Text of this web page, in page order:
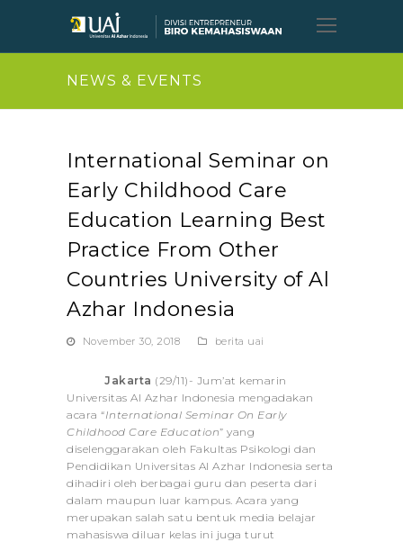
Open
Mobile
NEWS & EVENTS
International Seminar on
Early Childhood Care
Education Learning Best
Practice From Other
Countries University of Al
Azhar Indonesia
November 30, 2018 berita uai
Jakarta (29/11)- Jum’at kemarin
Universitas Al Azhar Indonesia mengadakan
acara “International Seminar On Early
Childhood Care Education” yang
diselenggarakan oleh Fakultas Psikologi dan
Pendidikan Universitas Al Azhar Indonesia serta
dihadiri oleh berbagai guru dan peserta dari
dalam maupun luar kampus. Acara yang
merupakan salah satu bentuk media belajar
mahasiswa diluar kelas ini juga turut